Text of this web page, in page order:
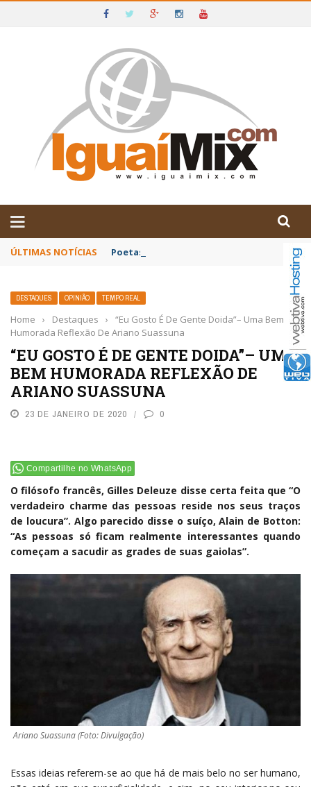
IGUAÍ E SUDOESTE DA BAHIA
ÚLTIMAS NOTÍCIAS Poetas baianos representam o Brasil no
DESTAQUES OPINIÃO TEMPO REAL
Home › Destaques ›
“Eu Gosto É De Gente Doida”– Uma Bem
Humorada Reflexão De Ariano Suassuna
“EU GOSTO É DE GENTE DOIDA”– UMA
BEM HUMORADA REFLEXÃO DE
ARIANO SUASSUNA
23 DE JANEIRO DE 2020 0
Compartilhe no WhatsApp
O filósofo francês, Gilles Deleuze disse certa feita que “O
verdadeiro charme das pessoas reside nos seus traços
de loucura”. Algo parecido disse o suíço, Alain de Botton:
“As pessoas só ficam realmente interessantes quando
começam a sacudir as grades de suas gaiolas”.
Ariano Suassuna (Foto: Divulgação)
Essas ideias referem-se ao que há de mais belo no ser humano,